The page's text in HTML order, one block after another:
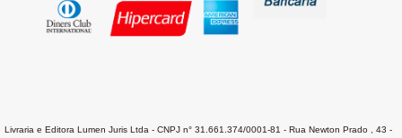
Livraria e Editora Lumen Juris Ltda - CNPJ n° 31.661.374/0001-81 - Rua Newton Prado , 43 -